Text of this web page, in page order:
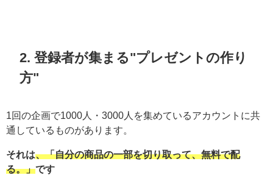
2. 登録者が集まる"プレゼントの作り
方"
1回の企画で1000人・3000人を集めているアカウントに共
通しているものがあります。
それは、「自分の商品の一部を切り取って、無料で配
る。」です